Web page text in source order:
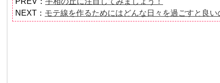
NEXT： モテ線を作るためにはどんな日々を過ごすと良い